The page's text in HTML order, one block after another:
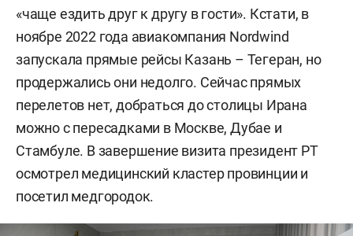
«чаще ездить друг к другу в гости». Кстати, в
ноябре 2022 года авиакомпания Nordwind
запускала прямые рейсы Казань – Тегеран, но
продержались они недолго. Сейчас прямых
перелетов нет, добраться до столицы Ирана
можно с пересадками в Москве, Дубае и
Стамбуле. В завершение визита президент РТ
осмотрел медицинский кластер провинции и
посетил медгородок.